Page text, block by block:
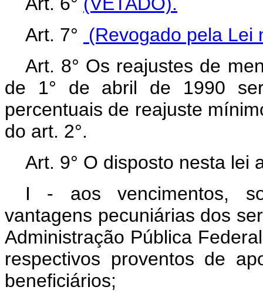
Art. 7°
(Revogado pela Lei
Art. 8° Os reajustes de
de 1° de abril de 1990
percentuais de reajuste
do art. 2°.
Art. 9° O disposto nesta lei
I - aos vencimentos,
vantagens pecuniárias dos
Administração Pública
respectivos proventos de
beneficiários;